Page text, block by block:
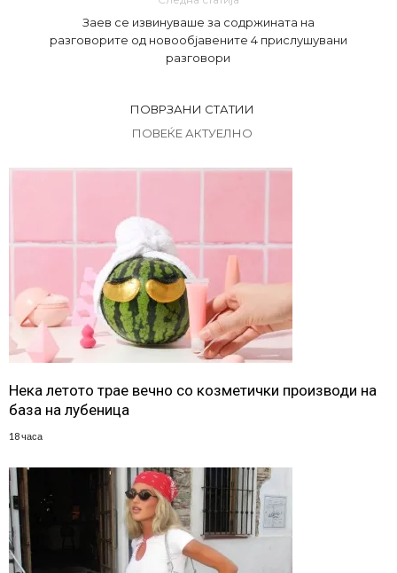
Заев се извинуваше за содржината на
разговорите од новообјавените 4 прислушувани
разговори
ПОВРЗАНИ СТАТИИ
ПОВЕЌЕ АКТУЕЛНО
Нека летото трае вечно со козметички производи на
база на лубеница
18 часа